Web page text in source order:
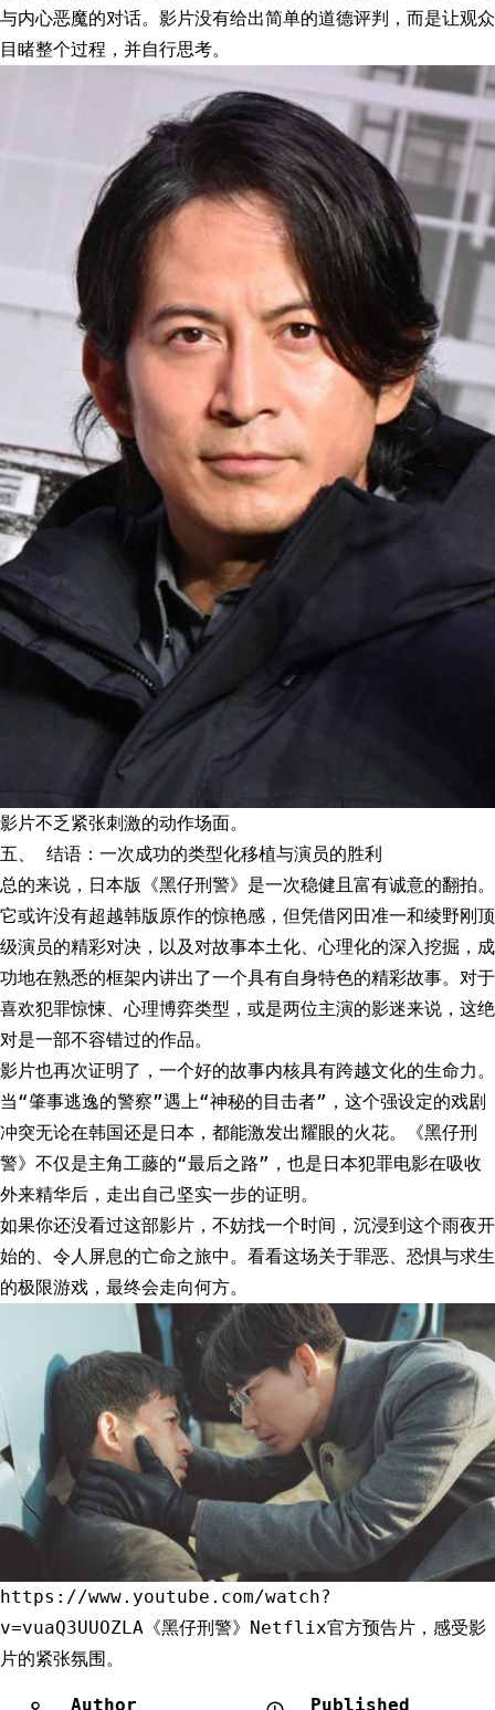
与内心恶魔的对话。影片没有给出简单的道德评判，而是让观众
目睹整个过程，并自行思考。
影片不乏紧张刺激的动作场面。
五、 结语：一次成功的类型化移植与演员的胜利
总的来说，日本版《黑仔刑警》是一次稳健且富有诚意的翻拍。
它或许没有超越韩版原作的惊艳感，但凭借冈田准一和绫野刚顶
级演员的精彩对决，以及对故事本土化、心理化的深入挖掘，成
功地在熟悉的框架内讲出了一个具有自身特色的精彩故事。对于
喜欢犯罪惊悚、心理博弈类型，或是两位主演的影迷来说，这绝
对是一部不容错过的作品。
影片也再次证明了，一个好的故事内核具有跨越文化的生命力。
当“肇事逃逸的警察”遇上“神秘的目击者”，这个强设定的戏剧
冲突无论在韩国还是日本，都能激发出耀眼的火花。《黑仔刑
警》不仅是主角工藤的“最后之路”，也是日本犯罪电影在吸收
外来精华后，走出自己坚实一步的证明。
如果你还没看过这部影片，不妨找一个时间，沉浸到这个雨夜开
始的、令人屏息的亡命之旅中。看看这场关于罪恶、恐惧与求生
的极限游戏，最终会走向何方。
https://www.youtube.com/watch?
v=vuaQ3UUOZLA《黑仔刑警》Netflix官方预告片，感受影
片的紧张氛围。
Author Published